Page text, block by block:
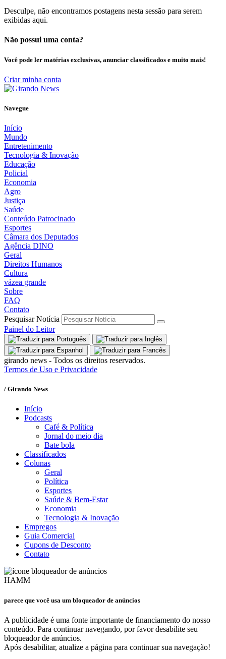
Desculpe, não encontramos postagens nesta sessão para serem
exibidas aqui.
Não possui uma conta?
Você pode ler matérias exclusivas, anunciar classificados e muito mais!
Criar minha conta
Navegue
Início
Mundo
Entretenimento
Tecnologia & Inovação
Educação
Policial
Economia
Agro
Justiça
Saúde
Conteúdo Patrocinado
Esportes
Câmara dos Deputados
Agência DINO
Geral
Direitos Humanos
Cultura
vázea grande
Sobre
FAQ
Contato
Pesquisar Notícia
Painel do Leitor
girando news - Todos os direitos reservados.
Termos de Uso e Privacidade
/ Girando News
Início
Podcasts
Café & Política
Jornal do meio dia
Bate bola
Classificados
Colunas
Geral
Política
Esportes
Saúde & Bem-Estar
Economia
Tecnologia & Inovação
Empregos
Guia Comercial
Cupons de Desconto
Contato
HAMM
parece que você usa um bloqueador de anúncios
A publicidade é uma fonte importante de financiamento do nosso
conteúdo. Para continuar navegando, por favor desabilite seu
bloqueador de anúncios.
Após desabilitar, atualize a página para continuar sua navegação!